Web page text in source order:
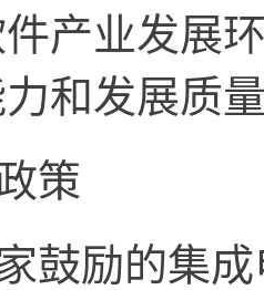
产业发展
和发展质
策
家鼓励的集